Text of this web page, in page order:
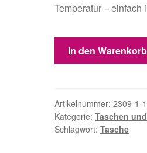
Temperatur – einfach
Gehäkelte
Einkaufstasche
In den Warenkorb
Artikelnummer:2309-1-
Kategorie:Taschen
Schlagwort:Tasche